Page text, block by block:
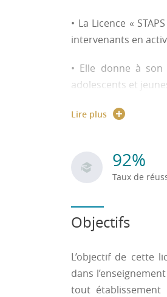
• La Licence «
intervenants en
• Elle donne à son
adolescents et
Rapport public
- Bac généraux → 65
- Bac
- Titre étranger → 0
Lire plus
92%
Taux de
Objectifs
L’objectif de cette
dans
tout établissement